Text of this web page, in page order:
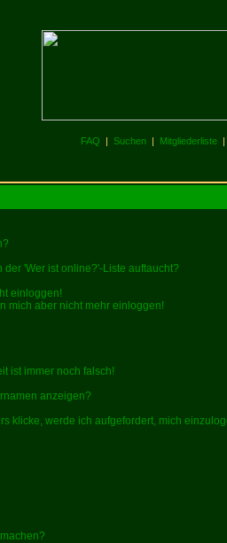
FAQ | Suchen | Mitgliederliste |
'Wer ist online?'-Liste auftaucht?
einloggen!
mich aber nicht mehr einloggen!
ist immer noch falsch!
anzeigen?
klicke, werde ich aufgefordert, mich